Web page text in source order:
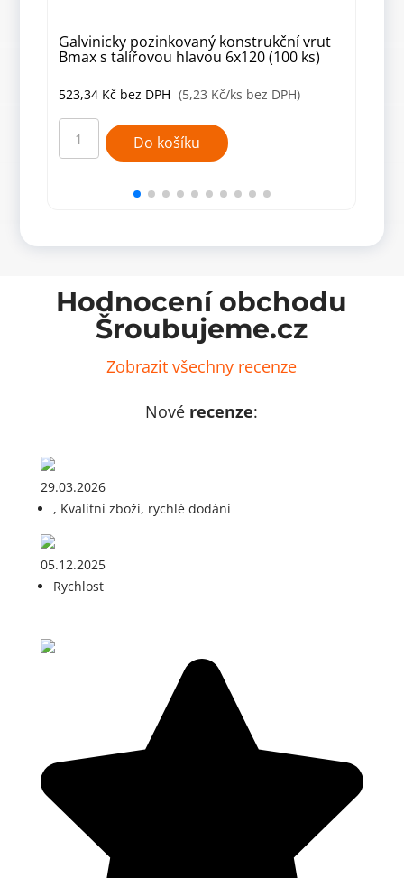
Galvinicky pozinkovaný konstrukční vrut
Bmax s talířovou hlavou 6x120 (100 ks)
523,34 Kč bez DPH (5,23 Kč/ks bez DPH)
Galvinicky
pozinkovaný
konstrukční
vrut
ks)
Do košíku
(50
Hodnocení obchodu
Šroubujeme.cz
Zobrazit všechny recenze
Nové recenze:
29.03.2026
, Kvalitní zboží, rychlé dodání
05.12.2025
Rychlost